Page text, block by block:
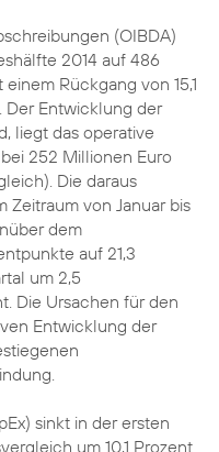
(OIBDA)
2014 auf 486
Rückgang von 15,1
Der Entwicklung der
liegt das operative
252 Millionen Euro
Die daraus
Zeitraum von Januar bis
dem
auf 21,3
um 2,5
Die Ursachen für den
Entwicklung der
sinkt in der ersten
um 10,1 Prozent